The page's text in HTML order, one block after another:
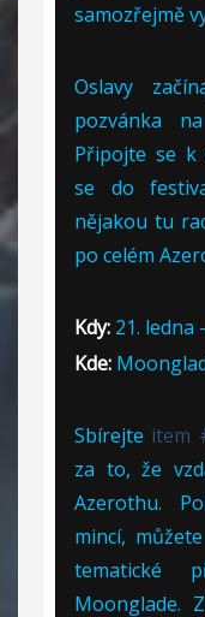
samozřejmě
Oslavy
pozvánka
Připojte se k
se do
nějakou tu
po celém
Kdy: 21. ledna
Kde:
Sbírejte item
za to, že
Azerothu.
mincí,
tematické
Moonglade.